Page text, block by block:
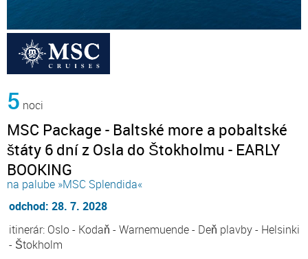
5 noci
MSC Package - Baltské more a pobaltské
štáty 6 dní z Osla do Štokholmu - EARLY
BOOKING
na palube »MSC Splendida«
odchod: 28. 7. 2028
itinerár: Oslo - Kodaň - Warnemuende - Deň plavby - Helsinki
- Štokholm